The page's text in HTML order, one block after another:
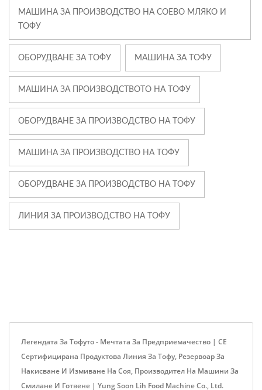
МАШИНА ЗА ПРОИЗВОДСТВО НА СОЕВО МЛЯКО И
ТОФУ
ОБОРУДВАНЕ ЗА ТОФУ МАШИНА ЗА ТОФУ
МАШИНА ЗА ПРОИЗВОДСТВОТО НА ТОФУ
ОБОРУДВАНЕ ЗА ПРОИЗВОДСТВО НА ТОФУ
МАШИНА ЗА ПРОИЗВОДСТВО НА ТОФУ
ОБОРУДВАНЕ ЗА ПРОИЗВОДСТВО НА ТОФУ
ЛИНИЯ ЗА ПРОИЗВОДСТВО НА ТОФУ
Легендата За Тофуто - Мечтата За Предприемачество | CE
Сертифицирана Продуктова Линия За Тофу, Резервоар За
Накисване И Измиване На Соя, Производител На Машини За
Смилане И Готвене | Yung Soon Lih Food Machine Co., Ltd.